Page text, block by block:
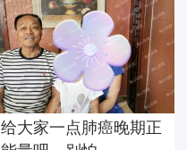
给大家一点肺癌晚期正